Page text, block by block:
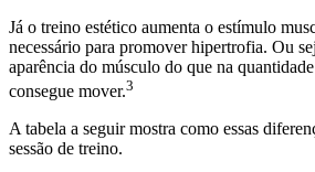
Já o treino estético aumenta o estímulo
necessário para promover hipertrofia. Ou
aparência do músculo do que na
consegue mover.3
A tabela a seguir mostra como essas
sessão de treino.